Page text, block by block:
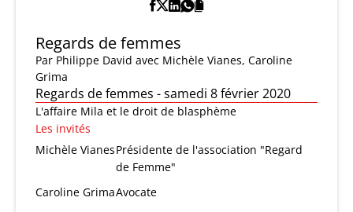
Regards de femmes
Par Philippe David avec Michèle Vianes, Caroline
Grima
Regards de femmes - samedi 8 février 2020
L'affaire Mila et le droit de blasphème
Les invités
Michèle VianesPrésidente de l'association "Regard
de Femme"
Caroline GrimaAvocate